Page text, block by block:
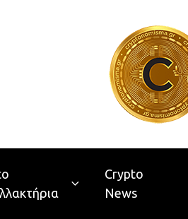
Crypto
News